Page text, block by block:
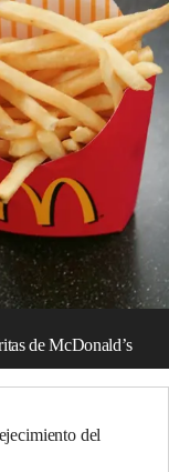
de McDonald’s
del